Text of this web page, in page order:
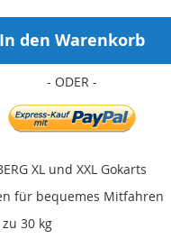
In den Warenkorb
XL und XXL Gokarts
für bequemes Mitfahren
30 kg